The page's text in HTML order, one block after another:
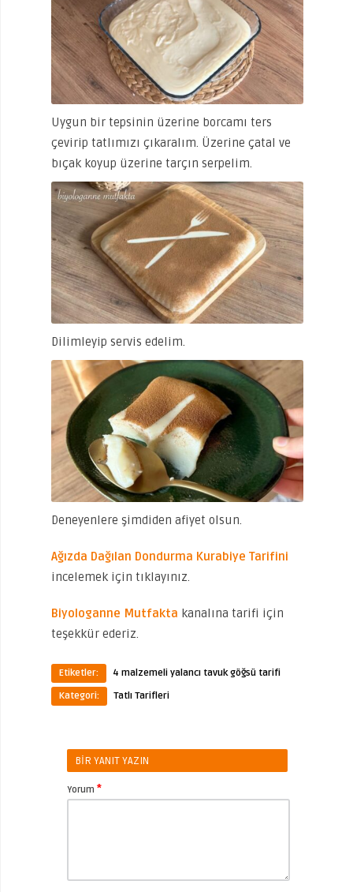
Uygun bir tepsinin üzerine borcamı ters
çevirip tatlımızı çıkaralım. Üzerine çatal ve
bıçak koyup üzerine tarçın serpelim.
Dilimleyip servis edelim.
Deneyenlere şimdiden afiyet olsun.
Ağızda Dağılan Dondurma Kurabiye Tarifini
incelemek için tıklayınız.
Biyologanne Mutfakta kanalına tarifi için
teşekkür ederiz.
Etiketler:
4 malzemeli yalancı tavuk göğsü tarifi
Kategori:
Tatlı Tarifleri
BIR YANIT YAZIN
Yorum *